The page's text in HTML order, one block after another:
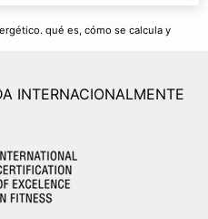
qué es, cómo se calcula y
INTERNACIONALMENTE